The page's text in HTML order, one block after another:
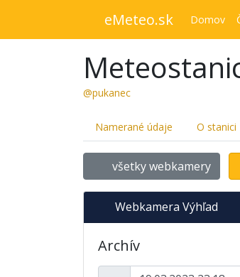
eMeteo.sk Domov
@pukanec
Namerané údaje O stanici
všetky webkamery
Webkamera Výhľad
Archív